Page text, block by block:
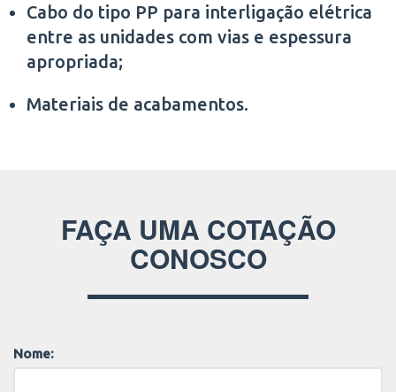
Cabo do tipo PP para interligação elétrica
entre as unidades com vias e espessura
apropriada;
Materiais de acabamentos.
FAÇA UMA COTAÇÃO
CONOSCO
Nome: